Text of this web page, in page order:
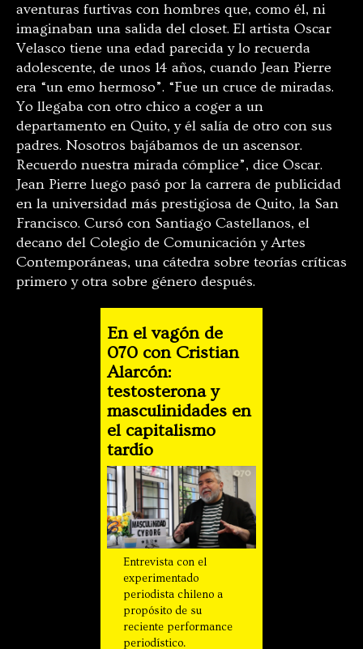
aventuras furtivas con hombres que, como él, ni
imaginaban una salida del closet. El artista Oscar
Velasco tiene una edad parecida y lo recuerda
adolescente, de unos 14 años, cuando Jean Pierre
era “un emo hermoso”. “Fue un cruce de miradas.
Yo llegaba con otro chico a coger a un
departamento en Quito, y él salía de otro con sus
padres. Nosotros bajábamos de un ascensor.
Recuerdo nuestra mirada cómplice”, dice Oscar.
Jean Pierre luego pasó por la carrera de publicidad
en la universidad más prestigiosa de Quito, la San
Francisco. Cursó con Santiago Castellanos, el
decano del Colegio de Comunicación y Artes
Contemporáneas, una cátedra sobre teorías críticas
primero y otra sobre género después.
En el vagón de
070 con Cristian
Alarcón:
testosterona y
masculinidades en
el capitalismo
tardío
Entrevista con el
experimentado
periodista chileno a
propósito de su
reciente performance
periodístico.